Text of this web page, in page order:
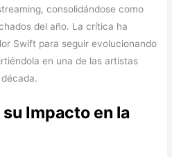
consolidándose como
del año. La crítica ha
Swift para seguir evolucionando
en una de las artistas
Impacto en la